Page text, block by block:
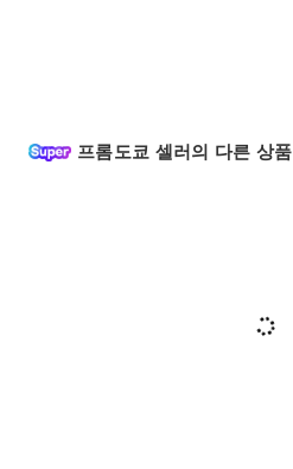
프롬도쿄 셀러의 다른 상품